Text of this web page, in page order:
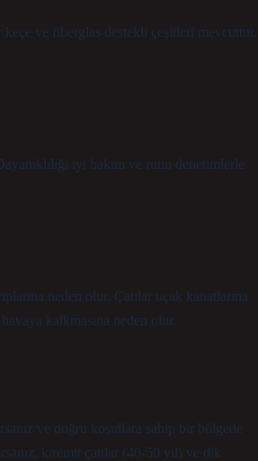
keçe ve fiberglas destekli çeşitleri mevcuttur.
iyi bakım ve rutin denetimlerle
neden olur. Çatılar uçak kanatlarına
kalkmasına neden olur.
ve doğru koşullara sahip bir bölgede
kiremit çatılar (40-50 yıl) ve dik